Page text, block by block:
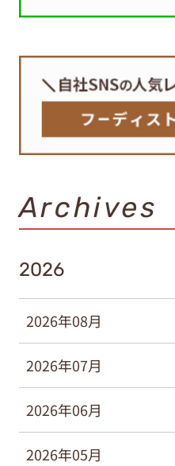
Archives
2026
2026年08月
2026年07月
2026年06月
2026年05月